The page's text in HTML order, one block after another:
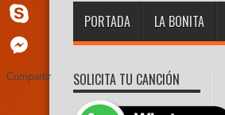
PORTADA LA BONITA
SOLICITA TU CANCIÓN
Telegram
Skype
Messenger
Compartir